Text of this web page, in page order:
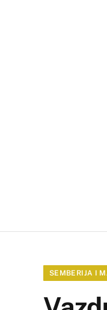
SEMBERIJA I